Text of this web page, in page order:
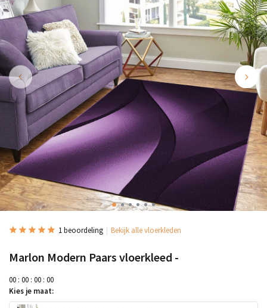
1 beoordeling Bekijk alle vloerkleden
Marlon Modern Paars vloerkleed -
00 : 00 : 00 : 00
Kies je maat: